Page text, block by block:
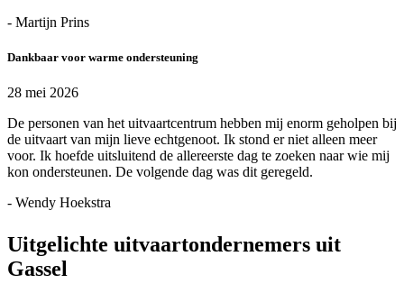
- Martijn Prins
Dankbaar voor warme ondersteuning
28 mei 2026
De personen van het uitvaartcentrum hebben mij enorm geholpen bij
de uitvaart van mijn lieve echtgenoot. Ik stond er niet alleen meer
voor. Ik hoefde uitsluitend de allereerste dag te zoeken naar wie mij
kon ondersteunen. De volgende dag was dit geregeld.
- Wendy Hoekstra
Uitgelichte uitvaartondernemers uit
Gassel